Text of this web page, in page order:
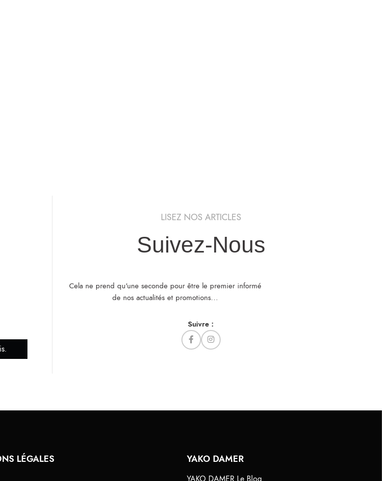
LISEZ NOS ARTICLES
Suivez-Nous
Cela ne prend qu'une seconde pour être le premier informé
de nos actualités et promotions...​
Suivre :
LÉGALES YAKO DAMER
YAKO DAMER Le Blog